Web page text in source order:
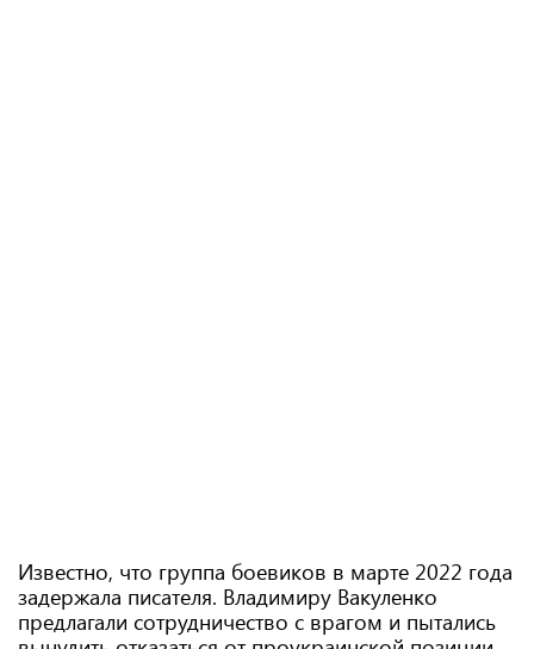
Известно, что группа боевиков в марте 2022 года
задержала писателя. Владимиру Вакуленко
предлагали сотрудничество с врагом и пытались